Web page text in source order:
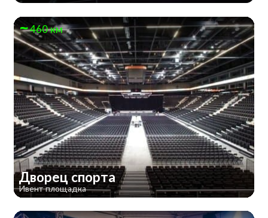
460 км
Дворец спорта
Ивент площадка